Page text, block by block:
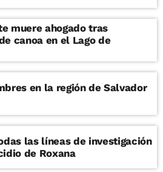
muere ahogado tras
canoa en el Lago de
en la región de Salvador
las líneas de investigación
de Roxana